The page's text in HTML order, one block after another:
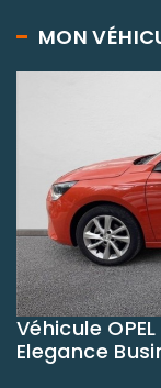
MON
Véhicule
Elegance